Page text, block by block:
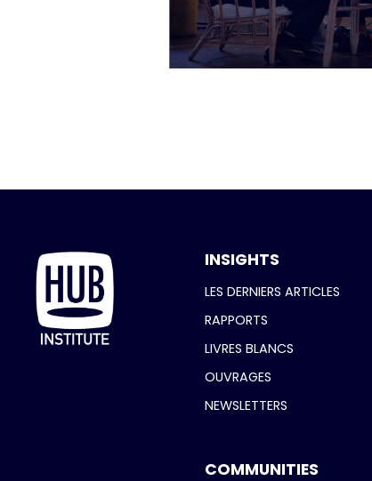
INSIGHTS
LES DERNIERS ARTICLES
RAPPORTS
LIVRES BLANCS
OUVRAGES
NEWSLETTERS
COMMUNITIES